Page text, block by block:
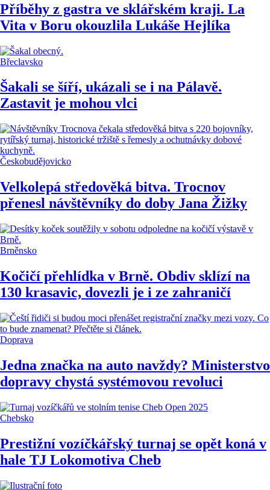
Příběhy z gastra ve sklářském kraji. La
Vita v Boru okouzlila Lukáše Hejlíka
Břeclavsko
Šakali se šíří, ukázali se i na Pálavě.
Zastavit je mohou vlci
Českobudějovicko
Velkolepá středověká bitva. Trocnov
přenesl návštěvníky do doby Jana Žižky
Brněnsko
Kočičí přehlídka v Brně. Obdiv sklízí na
130 krasavic, dovezli je i ze zahraničí
Doprava
Jedna značka na auto navždy? Ministerstvo
dopravy chystá systémovou revoluci
Chebsko
Prestižní vozíčkářský turnaj se opět koná v
hale TJ Lokomotiva Cheb